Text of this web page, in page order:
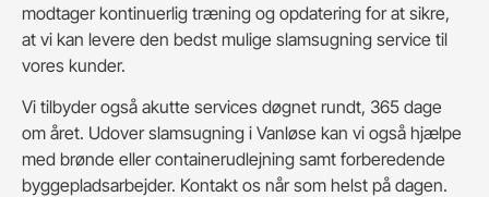
modtager kontinuerlig træning og opdatering for at sikre,
at vi kan levere den bedst mulige slamsugning service til
vores kunder.
Vi tilbyder også akutte services døgnet rundt, 365 dage
om året. Udover slamsugning i Vanløse kan vi også hjælpe
med brønde eller containerudlejning samt forberedende
byggepladsarbejder. Kontakt os når som helst på dagen.